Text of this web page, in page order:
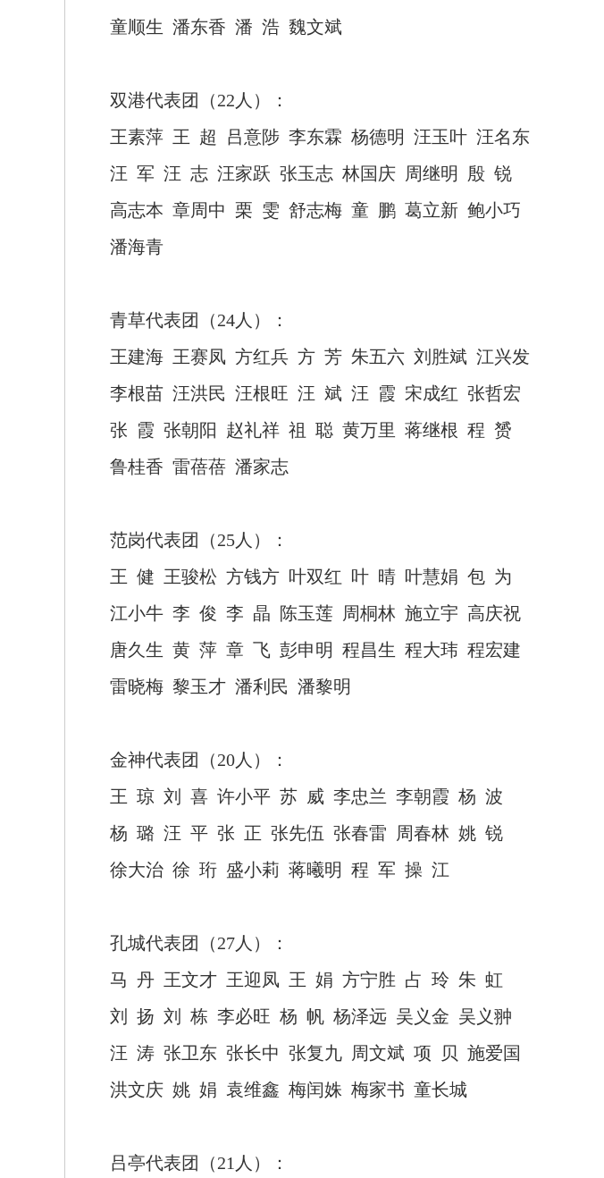
童顺生 潘东香 潘 浩 魏文斌
双港代表团（22人）：
王素萍 王 超 吕意陟 李东霖 杨德明 汪玉叶 汪名东
汪 军 汪 志 汪家跃 张玉志 林国庆 周继明 殷 锐
高志本 章周中 栗 雯 舒志梅 童 鹏 葛立新 鲍小巧
潘海青
青草代表团（24人）：
王建海 王赛凤 方红兵 方 芳 朱五六 刘胜斌 江兴发
李根苗 汪洪民 汪根旺 汪 斌 汪 霞 宋成红 张哲宏
张 霞 张朝阳 赵礼祥 祖 聪 黄万里 蒋继根 程 赟
鲁桂香 雷蓓蓓 潘家志
范岗代表团（25人）：
王 健 王骏松 方钱方 叶双红 叶 晴 叶慧娟 包 为
江小牛 李 俊 李 晶 陈玉莲 周桐林 施立宇 高庆祝
唐久生 黄 萍 章 飞 彭申明 程昌生 程大玮 程宏建
雷晓梅 黎玉才 潘利民 潘黎明
金神代表团（20人）：
王 琼 刘 喜 许小平 苏 威 李忠兰 李朝霞 杨 波
杨 璐 汪 平 张 正 张先伍 张春雷 周春林 姚 锐
徐大治 徐 珩 盛小莉 蒋曦明 程 军 操 江
孔城代表团（27人）：
马 丹 王文才 王迎凤 王 娟 方宁胜 占 玲 朱 虹
刘
扬 刘 栋 李必旺 杨 帆 杨泽远 吴义金 吴义翀
汪 涛 张卫东 张长中 张复九 周文斌 项 贝 施爱国
洪文庆 姚 娟 袁维鑫 梅闰姝 梅家书 童长城
吕亭代表团（21人）：